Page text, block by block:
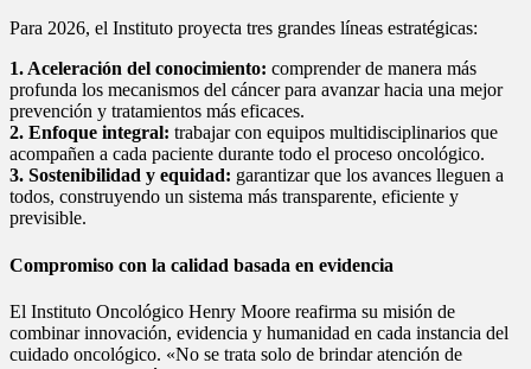
Para 2026, el Instituto proyecta tres grandes líneas estratégicas:
1. Aceleración del conocimiento: comprender de manera más
profunda los mecanismos del cáncer para avanzar hacia una mejor
prevención y tratamientos más eficaces.
2. Enfoque integral: trabajar con equipos multidisciplinarios que
acompañen a cada paciente durante todo el proceso oncológico.
3. Sostenibilidad y equidad: garantizar que los avances lleguen a
todos, construyendo un sistema más transparente, eficiente y
previsible.
Compromiso con la calidad basada en evidencia
El Instituto Oncológico Henry Moore reafirma su misión de
combinar innovación, evidencia y humanidad en cada instancia del
cuidado oncológico. «No se trata solo de brindar atención de